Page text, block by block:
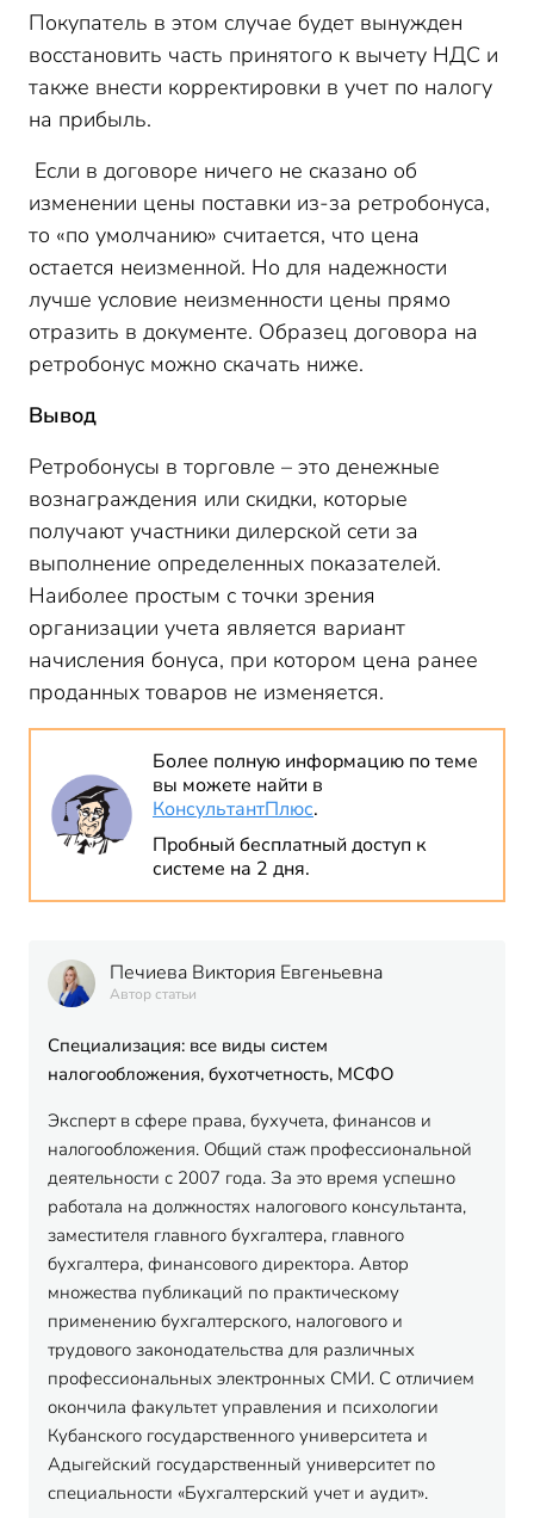
Покупатель в этом случае будет вынужден
восстановить часть принятого к вычету НДС и
также внести корректировки в учет по налогу
на прибыль.
Если в договоре ничего не сказано об
изменении цены поставки из-за ретробонуса,
то «по умолчанию» считается, что цена
остается неизменной. Но для надежности
лучше условие неизменности цены прямо
отразить в документе. Образец договора на
ретробонус можно скачать ниже.
Вывод
Ретробонусы в торговле – это денежные
вознаграждения или скидки, которые
получают участники дилерской сети за
выполнение определенных показателей.
Наиболее простым с точки зрения
организации учета является вариант
начисления бонуса, при котором цена ранее
проданных товаров не изменяется.
Более полную информацию по теме
вы можете найти в
КонсультантПлюс.
Пробный бесплатный доступ к
системе на 2 дня.
Печиева Виктория Евгеньевна
Автор статьи
Специализация: все виды систем
налогообложения, бухотчетность, МСФО
Эксперт в сфере права, бухучета, финансов и
налогообложения. Общий стаж профессиональной
деятельности с 2007 года. За это время успешно
работала на должностях налогового консультанта,
заместителя главного бухгалтера, главного
бухгалтера, финансового директора. Автор
множества публикаций по практическому
применению бухгалтерского, налогового и
трудового законодательства для различных
профессиональных электронных СМИ. С отличием
окончила факультет управления и психологии
Кубанского государственного университета и
Адыгейский государственный университет по
специальности «Бухгалтерский учет и аудит».